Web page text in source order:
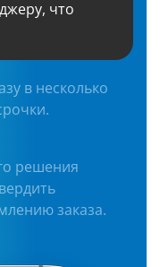
что
в несколько
решения
заказа.